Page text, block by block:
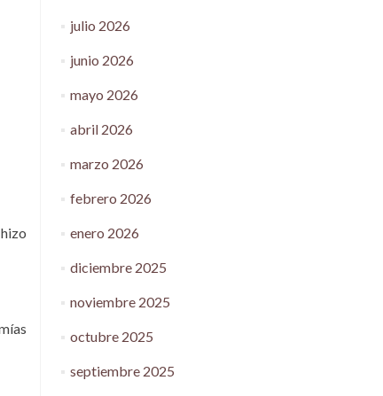
julio 2026
junio 2026
mayo 2026
abril 2026
marzo 2026
febrero 2026
enero 2026
diciembre 2025
noviembre 2025
octubre 2025
septiembre 2025